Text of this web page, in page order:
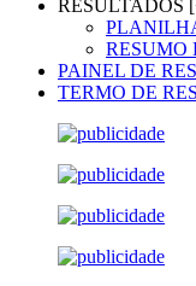
RESULTADOS
RESUMO
PAINEL DE
TERMO DE